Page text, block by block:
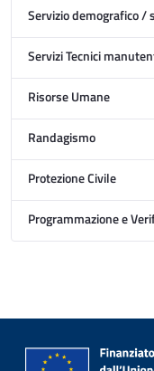
Servizio demografico
Servizi Tecnici
Risorse Umane
Randagismo
Protezione Civile
Programmazione e